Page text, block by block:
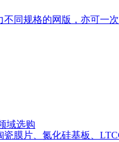
同规格的网版，亦可一
膜片、氮化硅基板、
域选购